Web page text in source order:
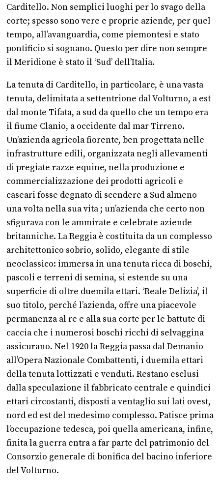
Carditello. Non semplici luoghi per lo svago della
corte; spesso sono vere e proprie aziende, per quel
tempo, all’avanguardia, come piemontesi e stato
pontificio si sognano. Questo per dire non sempre
il Meridione è stato il ‘Sud’ dell’Italia.
La tenuta di Carditello, in particolare, è una vasta
tenuta, delimitata a settentrione dal Volturno, a est
dal monte Tifata, a sud da quello che un tempo era
il fiume Clanio, a occidente dal mar Tirreno.
Un’azienda agricola fiorente, ben progettata nelle
infrastrutture edili, organizzata negli allevamenti
di pregiate razze equine, nella produzione e
commercializzazione dei prodotti agricoli e
caseari fosse degnato di scendere a Sud almeno
una volta nella sua vita ; un’azienda che certo non
sfigurava con le ammirate e celebrate aziende
britanniche. La Reggia è costituita da un complesso
architettonico sobrio, solido, elegante di stile
neoclassico: immersa in una tenuta ricca di boschi,
pascoli e terreni di semina, si estende su una
superficie di oltre duemila ettari. ‘Reale Delizia’, il
suo titolo, perché l’azienda, offre una piacevole
permanenza al re e alla sua corte per le battute di
caccia che i numerosi boschi ricchi di selvaggina
assicurano. Nel 1920 la Reggia passa dal Demanio
all’Opera Nazionale Combattenti, i duemila ettari
della tenuta lottizzati e venduti. Restano esclusi
dalla speculazione il fabbricato centrale e quindici
ettari circostanti, disposti a ventaglio sui lati ovest,
nord ed est del medesimo complesso. Patisce prima
l’occupazione tedesca, poi quella americana, infine,
finita la guerra entra a far parte del patrimonio del
Consorzio generale di bonifica del bacino inferiore
del Volturno.